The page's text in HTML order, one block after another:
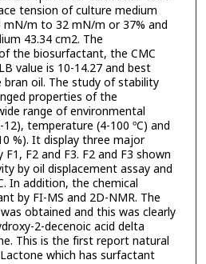
tension of culture medium
mN/m to 32 mN/m or 37% and
43.34 cm2. The
the biosurfactant, the CMC
value is 10-14.27 and best
oil. The study of stability
properties of the
range of environmental
temperature (4-100 ºC) and
%). It display three major
F2 and F3. F2 and F3 shown
by oil displacement assay and
In addition, the chemical
by FI-MS and 2D-NMR. The
obtained and this was clearly
2-decenoic acid delta
This is the first report natural
which has surfactant